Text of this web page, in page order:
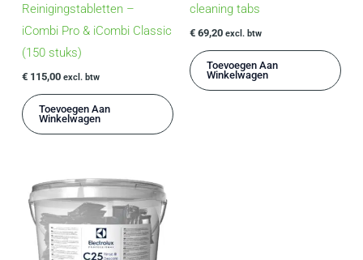
Reinigingstabletten –
iCombi Pro & iCombi Classic
(150 stuks)
€115,00 excl. btw
Toevoegen Aan
Winkelwagen
cleaning tabs
€ 69,20 excl. btw
Toevoegen Aan
Winkelwagen